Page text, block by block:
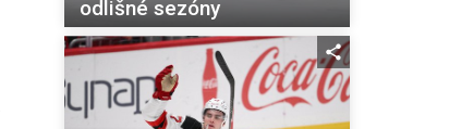
odlišné sezóny